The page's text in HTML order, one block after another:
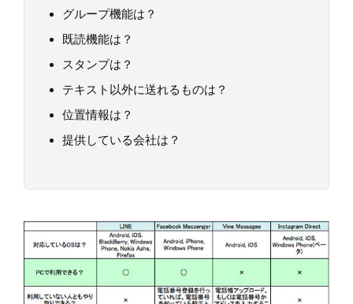
グループ機能は？
既読機能は？
スタンプは？
テキスト以外に送れるものは？
位置情報は？
提供している会社は？